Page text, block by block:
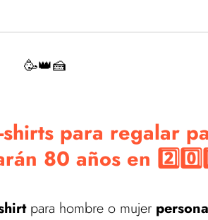
🥳👑🍰
para regalar
80 años en
para hombre o mujer